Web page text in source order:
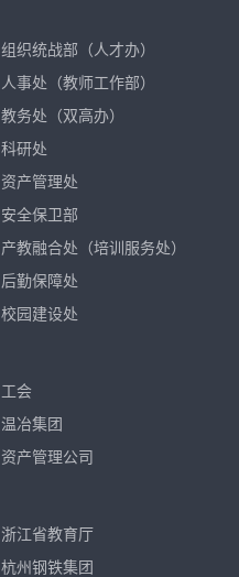
组织统战部（人才办）
人事处（教师工作部）
教务处（双高办）
科研处
资产管理处
安全保卫部
产教融合处（培训服务处）
后勤保障处
校园建设处
工会
温冶集团
资产管理公司
浙江省教育厅
杭州钢铁集团